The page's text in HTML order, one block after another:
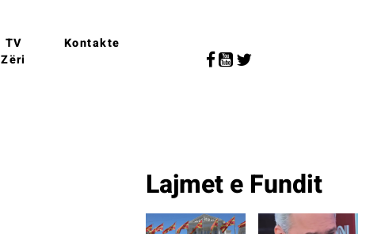
TV
Zëri
Kontakte
Lajmet e Fundit